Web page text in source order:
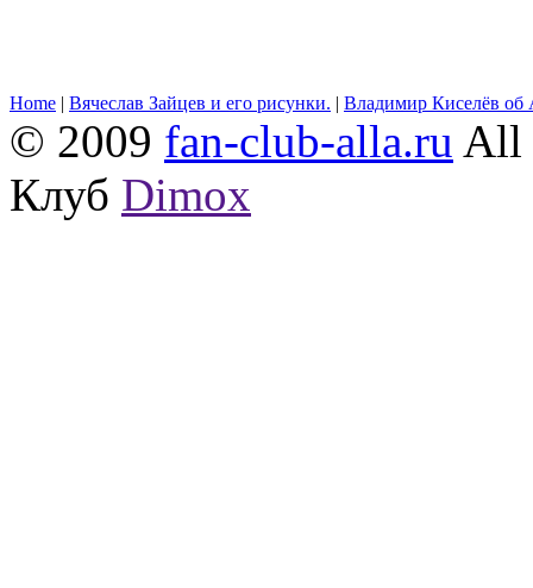
Home | Вячеслав Зайцев и его рисунки. | Владимир Киселёв об
© 2009 fan-club-alla.ru All
Клуб Dimox